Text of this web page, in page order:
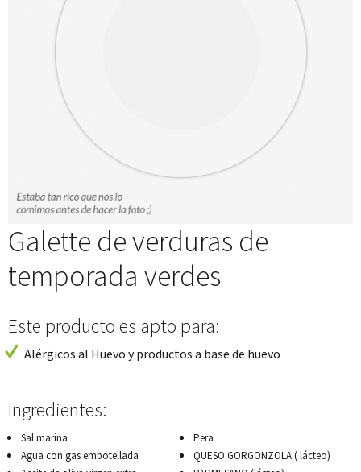
Galette de verduras de
temporada verdes
Este producto es apto para:
Alérgicos al Huevo y productos a base de huevo
Ingredientes:
Sal marina
Agua con gas embotellada
Pera
QUESO GORGONZOLA ( lácteo)